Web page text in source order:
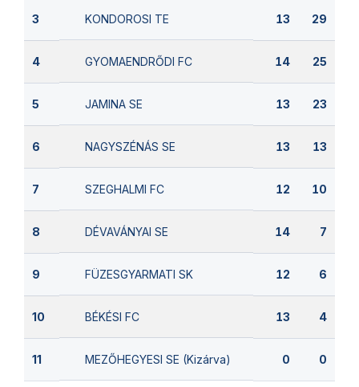
3 KONDOROSI TE 13 29
4 GYOMAENDRŐDI FC 14 25
5 JAMINA SE 13 23
6 NAGYSZÉNÁS SE 13 13
7 SZEGHALMI FC 12 10
8 DÉVAVÁNYAI SE 14 7
9 FÜZESGYARMATI SK 12 6
10 BÉKÉSI FC 13 4
11 MEZŐHEGYESI SE (Kizárva) 0 0